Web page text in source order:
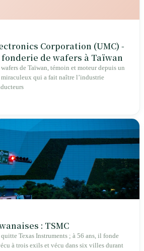
Corporation (UMC) -
de wafers à Taïwan
de Taïwan, témoin et moteur depuis un
qui a fait naître l’industrie
: TSMC
Texas Instruments ; à 56 ans, il fonde
à trois exils et vécu dans six villes durant